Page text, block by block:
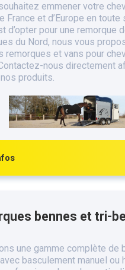
emmener votre
France et d’Europe en toute
d’opter pour une remorque
du Nord, nous vous
remorques et vans pour
nous directement
produits.
bennes et tri-
une gamme complète de
basculement manuel ou